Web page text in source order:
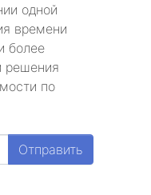
одной
времени
более
решения
по
Отправить